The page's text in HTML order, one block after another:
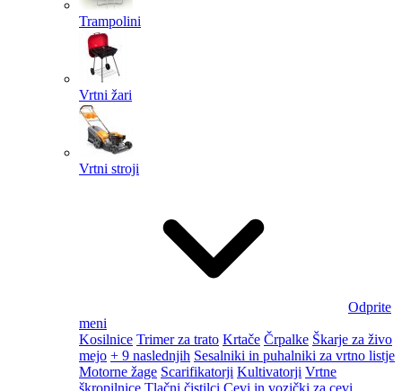
Trampolini
Vrtni žari
Vrtni stroji
Odprite
meni
Kosilnice Trimer za trato Krtače Črpalke Škarje za živo
mejo + 9 naslednjih Sesalniki in puhalniki za vrtno listje
Motorne žage Scarifikatorji Kultivatorji Vrtne
škropilnice Tlačni čistilci Cevi in vozički za cevi